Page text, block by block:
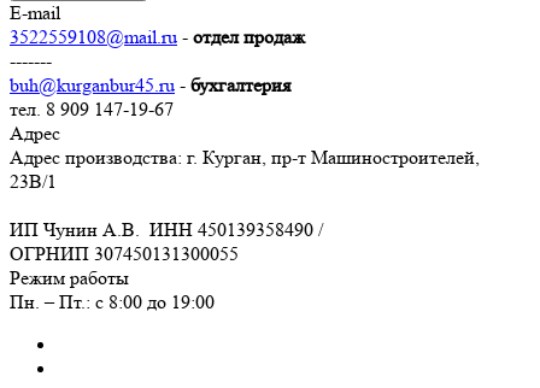
E-mail
3522559108@mail.ru - отдел продаж
-------
buh@kurganbur45.ru - бухгалтерия
тел. 8 909 147-19-67
Адрес
Адрес производства: г. Курган, пр-т Машиностроителей,
23В/1
ИП Чунин А.В. ИНН 450139358490 /
ОГРНИП 307450131300055
Режим работы
Пн. – Пт.: с 8:00 до 19:00